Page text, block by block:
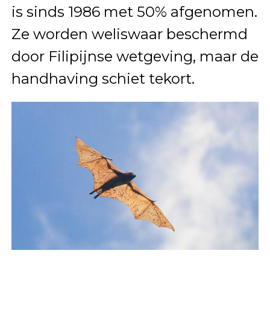
is sinds 1986 met 50% afgenomen.
Ze worden weliswaar beschermd
door Filipijnse wetgeving, maar de
handhaving schiet tekort.